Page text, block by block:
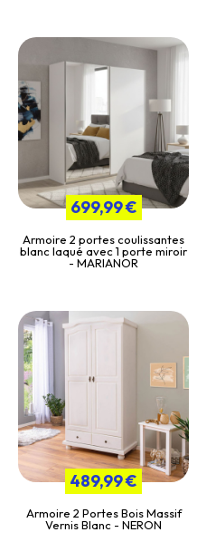
699,99 €
Armoire 2 portes coulissantes
blanc laqué avec 1 porte miroir
- MARIANOR
489,99 €
Armoire 2 Portes Bois Massif
Vernis Blanc - NERON